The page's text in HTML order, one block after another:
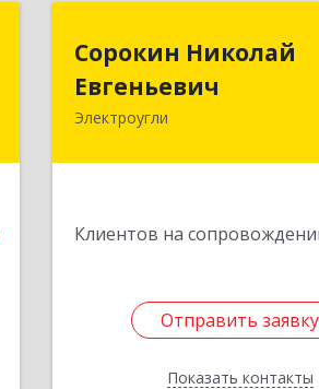
Сорокин Николай
Евгеньевич
Электроугли
Клиентов на
Отправить заявку
Показать контакты
Сорокин
Отправить заявку
Назад